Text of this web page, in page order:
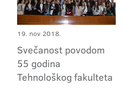
19. nov 2018.
Svečanost povodom
55 godina
Tehnološkog fakulteta